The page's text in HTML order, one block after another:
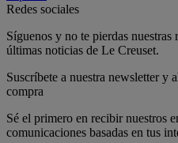
Redes sociales
Síguenos y no te pierdas nuestras
últimas noticias de Le Creuset.
Suscríbete a nuestra newsletter y
compra
Sé el primero en recibir nuestros
comunicaciones basadas en tus